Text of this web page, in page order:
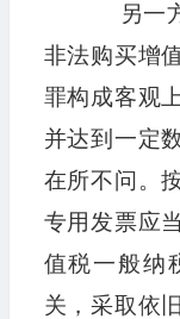
另一方
非法购买增
罪构成客观
并达到一定
在所不问。
专用发票应
值税一般纳
关，采取依